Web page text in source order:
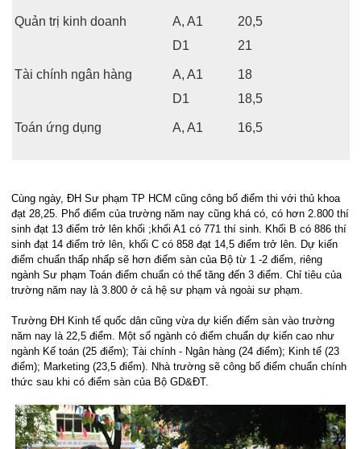
Quản trị kinh doanh
A, A1
D1
20,5
21
Tài chính ngân hàng
A, A1
D1
18
18,5
Toán ứng dụng
A, A1 16,5
Cùng ngày, ĐH Sư phạm TP HCM cũng công bố điểm thi với thủ khoa
đạt 28,25. Phổ điểm của trường năm nay cũng khá có, có hơn 2.800 thí
sinh đạt 13 điểm trở lên khối ;khối A1 có 771 thí sinh. Khối B có 886 thí
sinh đạt 14 điểm trở lên, khối C có 858 đạt 14,5 điểm trở lên. Dự kiến
điểm chuẩn thấp nhấp sẽ hơn điểm sàn của Bộ từ 1 -2 điểm, riêng
ngành Sư phạm Toán điểm chuẩn có thể tăng đến 3 điểm. Chỉ tiêu của
trường năm nay là 3.800 ở cả hệ sư phạm và ngoài sư phạm.
Trường ĐH Kinh tế quốc dân cũng vừa dự kiến điểm sàn vào trường
năm nay là 22,5 điểm. Một số ngành có điểm chuẩn dự kiến cao như
ngành Kế toán (25 điểm); Tài chính - Ngân hàng (24 điểm); Kinh tế (23
điểm); Marketing (23,5 điểm). Nhà trường sẽ công bố điểm chuẩn chính
thức sau khi có điểm sàn của Bộ GD&ĐT.